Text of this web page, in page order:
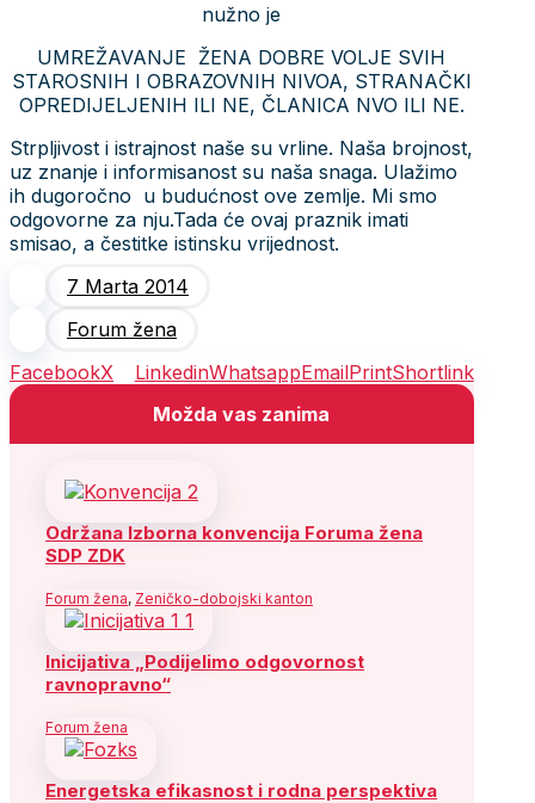
nužno je
UMREŽAVANJE ŽENA DOBRE VOLJE SVIH
STAROSNIH I OBRAZOVNIH NIVOA, STRANAČKI
OPREDIJELJENIH ILI NE, ČLANICA NVO ILI NE.
Strpljivost i istrajnost naše su vrline. Naša brojnost,
uz znanje i informisanost su naša snaga. Ulažimo
ih dugoročno u budućnost ove zemlje. Mi smo
odgovorne za nju.Tada će ovaj praznik imati
smisao, a čestitke istinsku vrijednost.
7 Marta 2014
Forum žena
FacebookX LinkedinWhatsappEmailPrintShortlink
Možda vas zanima
Održana Izborna konvencija Foruma žena
SDP ZDK
Forum žena, Zeničko-dobojski kanton
Inicijativa „Podijelimo odgovornost
ravnopravno“
Forum žena
Energetska efikasnost i rodna perspektiva